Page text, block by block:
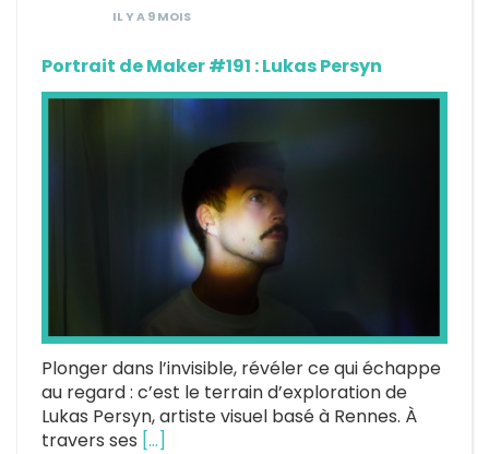
IL Y A 9 MOIS
Portrait de Maker #191 : Lukas Persyn
Plonger dans l’invisible, révéler ce qui échappe
au regard : c’est le terrain d’exploration de
Lukas Persyn, artiste visuel basé à Rennes. À
travers ses […]